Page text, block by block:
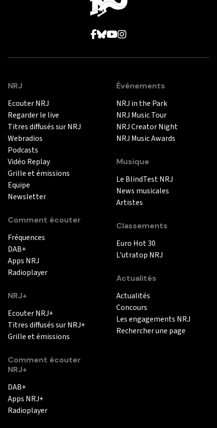
NRJ
Ecouter NRJ
Regarder le live
Titres diffusés sur NRJ
Webradios
Podcasts
Vidéo Replay
Grille et émissions
Equipe
Newsletter
Comment écouter
Fréquences
DAB+
Apps NRJ
Radioplayer
NRJ+
Ecouter NRJ+
Titres diffusés sur NRJ+
Grille et émissions
Comment écouter
NRJ+
DAB+
Apps NRJ+
Radioplayer
Événements
NRJ in the Park
NRJ Music Tour
NRJ Creator Night
NRJ Music Awards
Musique
Le BlindTest NRJ
News musicales
Artistes
Classements
Euro Hot 30
L'utratop NRJ
Actualités
Actualités
Concours
Les engagements NRJ
Rechercher une page